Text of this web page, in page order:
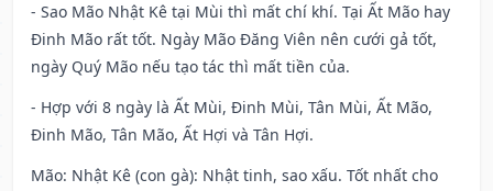
- Sao Mão Nhật Kê tại Mùi thì mất chí khí. Tại Ất Mão hay
Đinh Mão rất tốt. Ngày Mão Đăng Viên nên cưới gả tốt,
ngày Quý Mão nếu tạo tác thì mất tiền của.
- Hợp với 8 ngày là Ất Mùi, Đinh Mùi, Tân Mùi, Ất Mão,
Đinh Mão, Tân Mão, Ất Hợi và Tân Hợi.
Mão: Nhật Kê (con gà): Nhật tinh, sao xấu. Tốt nhất cho